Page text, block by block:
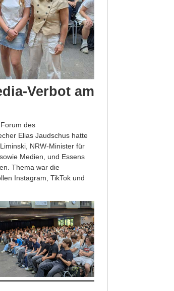
Verbot am
des
Elias Jaudschus hatte
NRW-Minister für
Medien, und Essens
Thema war die
Instagram, TikTok und